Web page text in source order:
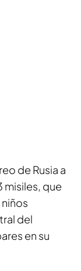
de Rusia a
misiles, que
del
en su